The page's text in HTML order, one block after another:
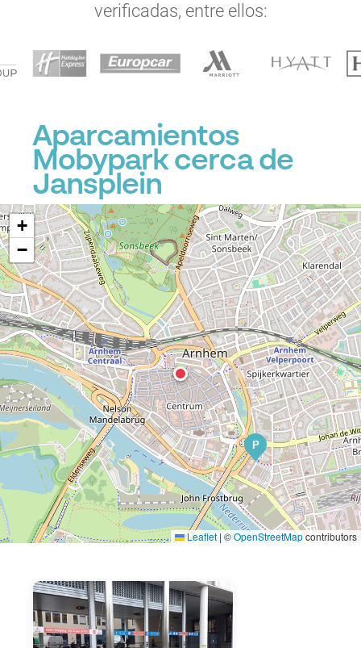
verificadas, entre ellos:
Aparcamientos
Mobypark cerca de
Jansplein
P
+
−
Leaflet | ©OpenStreetMapcontributors